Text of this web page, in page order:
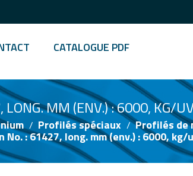
CATALOGUE PDF
LONG. MM (ENV.) : 6000, KG/
Profilés spéciaux Profilés de
No. : 61427, long. mm (env.) : 6000, kg/